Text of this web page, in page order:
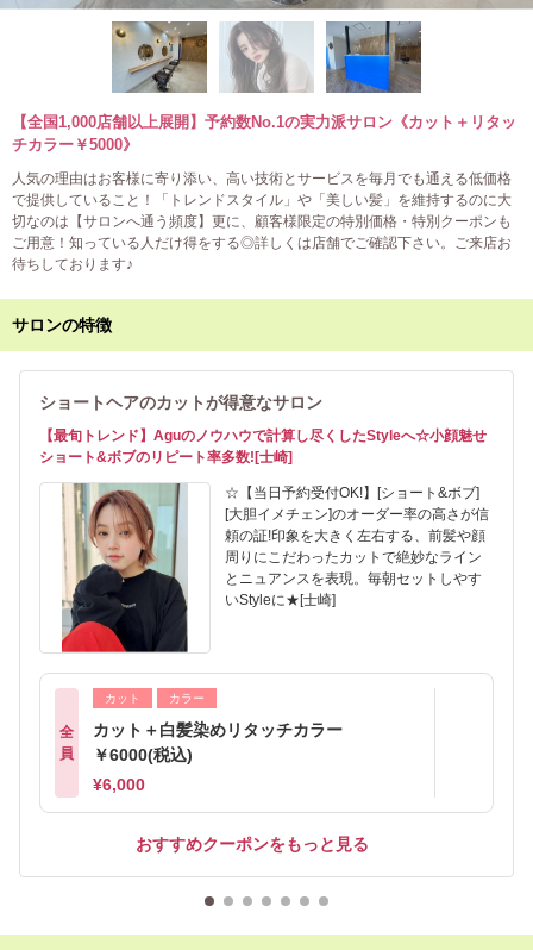
【全国1,000店舗以上展開】予約数No.1の実力派サロン《カット＋リタッ
チカラー￥5000》
人気の理由はお客様に寄り添い、高い技術とサービスを毎月でも通える低価格
で提供していること！「トレンドスタイル」や「美しい髪」を維持するのに大
切なのは【サロンへ通う頻度】更に、顧客様限定の特別価格・特別クーポンも
ご用意！知っている人だけ得をする◎詳しくは店舗でご確認下さい。ご来店お
待ちしております♪
サロンの特徴
ショートヘアのカットが得意なサロン
【最旬トレンド】Aguのノウハウで計算し尽くしたStyleへ☆小顔魅せ
ショート&ボブのリピート率多数![士崎]
☆【当日予約受付OK!】[ショート&ボブ]
[大胆イメチェン]のオーダー率の高さが信
頼の証!印象を大きく左右する、前髪や顔
周りにこだわったカットで絶妙なライン
とニュアンスを表現。毎朝セットしやす
いStyleに★[士崎]
全
員
カット カラー
カット＋白髪染めリタッチカラー
￥6000(税込)
¥6,000
おすすめクーポンをもっと見る